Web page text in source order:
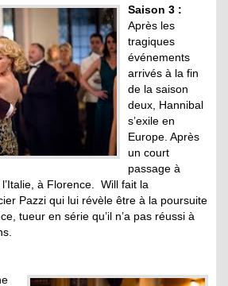
Saison 3 :
Après les
tragiques
événements
arrivés à la fin
de la saison
deux, Hannibal
s’exile en
Europe. Après
un court
passage à
l’Italie, à Florence. Will fait la
Pazzi qui lui révèle être à la poursuite
tueur en série qu’il n’a pas réussi à